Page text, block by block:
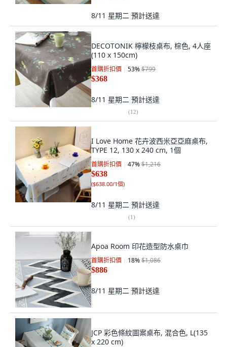
8/11 星期二 預計送達
DECOTONIK 檸檬枝桌布, 棕色, 4人座
(110 x 150cm)
首購折扣價 53%$799
$368
8/11 星期二 預計送達
(12)
I Love Home 花卉波西米亞亞麻桌布,
TYPE 12, 130 x 240 cm, 1個
首購折扣價 47%$1,216
$638
($638.00/1個)
8/11 星期二 預計送達
(1)
Apoa Room 印花造型防水桌巾
首購折扣價 18%$1,086
$886
8/11 星期二 預計送達
JCP 彩色條紋圖案桌布, 混合色, L(135
x 220 cm)